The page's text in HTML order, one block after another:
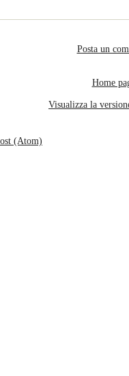
Posta un
Home
Visualizza la
(Atom)